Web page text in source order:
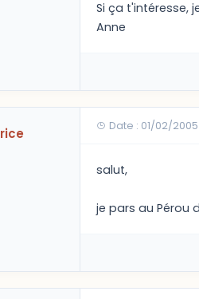
Si ça t'intéresse,
Anne
Date : 01/02/
salut,
je pars au Pérou